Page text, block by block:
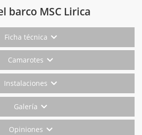
barco MSC Lirica
Ficha técnica
Camarotes
Instalaciones
Galería
Opiniones